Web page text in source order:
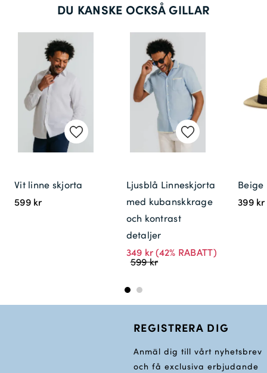
DU KANSKE OCKSÅ GILLAR
Vit linne skjorta
599 kr
Ljusblå Linneskjorta
med kubanskkrage
och kontrast
detaljer
349 kr(42% RABATT)
599 kr
399 kr
REGISTRERA DIG
Anmäl dig till vårt nyhetsbrev
och få exclusiva erbjudande